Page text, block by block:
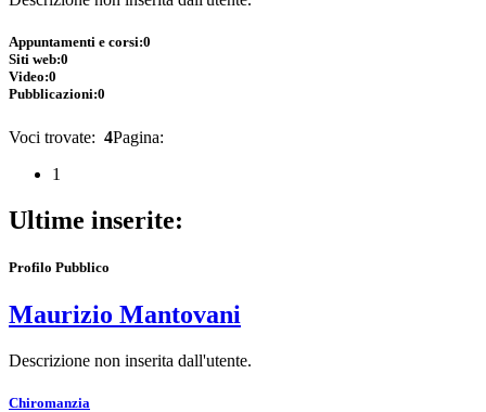
Appuntamenti e corsi:0
Siti web:0
Video:0
Pubblicazioni:0
Voci trovate: 4Pagina:
1
Ultime inserite:
Profilo Pubblico
Maurizio Mantovani
Descrizione non inserita dall'utente.
Chiromanzia